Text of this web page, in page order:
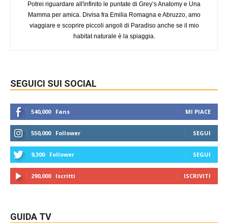
Potrei riguardare all'infinito le puntate di Grey’s Anatomy e Una
Mamma per amica. Divisa fra Emilia Romagna e Abruzzo, amo
viaggiare e scoprire piccoli angoli di Paradiso anche se il mio
habitat naturale è la spiaggia.
SEGUICI SUI SOCIAL
540,000 Fans MI PIACE
550,000 Follower SEGUI
9,300 Follower SEGUI
290,000 Iscritti ISCRIVITI
GUIDA TV